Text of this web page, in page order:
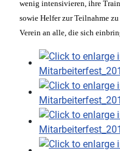
wenig intensivieren, ihre
sowie Helfer zur Teilnahme
Verein an alle, die sich